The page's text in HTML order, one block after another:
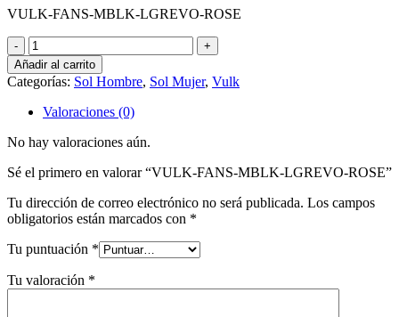
VULK-FANS-MBLK-LGREVO-ROSE
VULK-
FANS-
MBLK-
LGREVO-
ROSE
cantidad
Añadir al carrito
Categorías: Sol Hombre, Sol Mujer, Vulk
Valoraciones (0)
No hay valoraciones aún.
Sé el primero en valorar “VULK-FANS-MBLK-LGREVO-ROSE”
Tu dirección de correo electrónico no será publicada. Los campos
obligatorios están marcados con *
Tu puntuación *
Tu valoración *